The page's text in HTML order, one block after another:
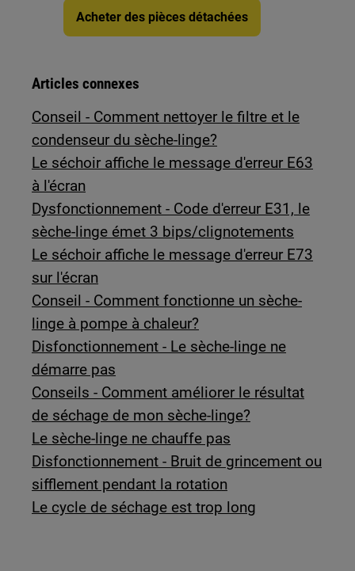
Acheter des pièces détachées
Articles connexes
Conseil - Comment nettoyer le filtre et le
condenseur du sèche-linge?
Le séchoir affiche le message d'erreur E63
à l'écran
Dysfonctionnement - Code d'erreur E31, le
sèche-linge émet 3 bips/clignotements
Le séchoir affiche le message d'erreur E73
sur l'écran
Conseil - Comment fonctionne un sèche-
linge à pompe à chaleur?
Disfonctionnement - Le sèche-linge ne
démarre pas
Conseils - Comment améliorer le résultat
de séchage de mon sèche-linge?
Le sèche-linge ne chauffe pas
Disfonctionnement - Bruit de grincement ou
sifflement pendant la rotation
Le cycle de séchage est trop long